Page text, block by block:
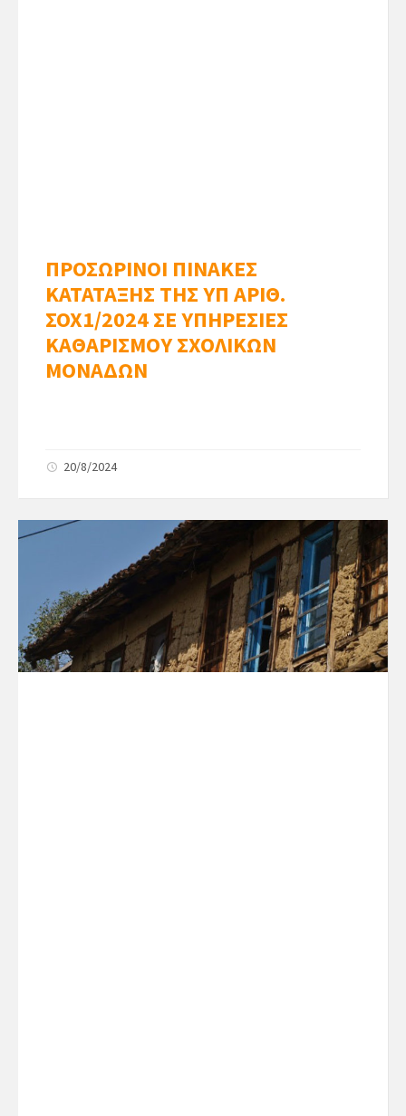
ΠΡΟΣΩΡΙΝΟΙ ΠΙΝΑΚΕΣ
ΚΑΤΑΤΑΞΗΣ ΤΗΣ ΥΠ ΑΡΙΘ.
ΣΟΧ1/2024 ΣΕ ΥΠΗΡΕΣΙΕΣ
ΚΑΘΑΡΙΣΜΟΥ ΣΧΟΛΙΚΩΝ
ΜΟΝΑΔΩΝ
20/8/2024